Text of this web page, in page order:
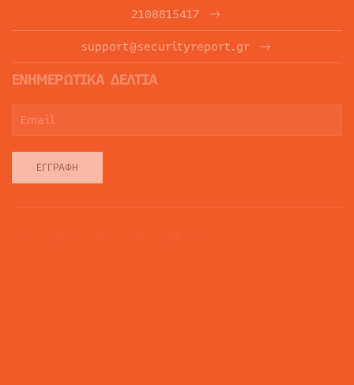
2108815417
support@securityreport.gr
ΕΝΗΜΕΡΩΤΙΚΑ ΔΕΛΤΙΑ
ΕΓΓΡΑΦΉ